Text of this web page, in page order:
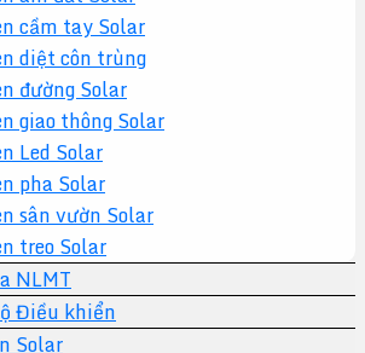
cầm tay Solar
diệt côn trùng
đường Solar
giao thông Solar
Led Solar
pha Solar
sân vườn Solar
treo Solar
NLMT
Điều khiển
Solar